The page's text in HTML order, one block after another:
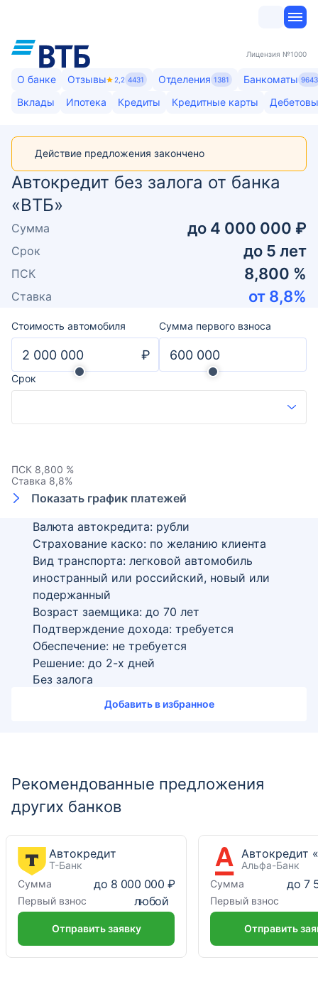
Лицензия №1000
О банке Отзывы 2,2 4431 Отделения 1381 Банкоматы 9643
Вклады Ипотека Кредиты Кредитные карты
Действие предложения закончено
Автокредит без залога от банка
«ВТБ»
Добавить в избранное
Сумма до 4 000 000 ₽
Срок до 5 лет
ПСК 8,800 %
Ставка от 8,8%
Валюта автокредита: рубли
Страхование каско: по желанию клиента
Вид транспорта: легковой автомобиль
иностранный или российский, новый или
подержанный
Возраст заемщика: до 70 лет
Подтверждение дохода: требуется
Обеспечение: не требуется
Решение: до 2-х дней
Без залога
Стоимость автомобиля
₽
Сумма первого взноса
Срок
ПСК 8,800 %
Ставка 8,8%
Показать график платежей
Рекомендованные предложения
других банков
Автокредит
Т-Банк
Сумма
до 8 000 000 ₽
Первый взнос любой
Отправить заявку
Альфа-Банк
Сумма
до 7
Первый взнос
Отправить